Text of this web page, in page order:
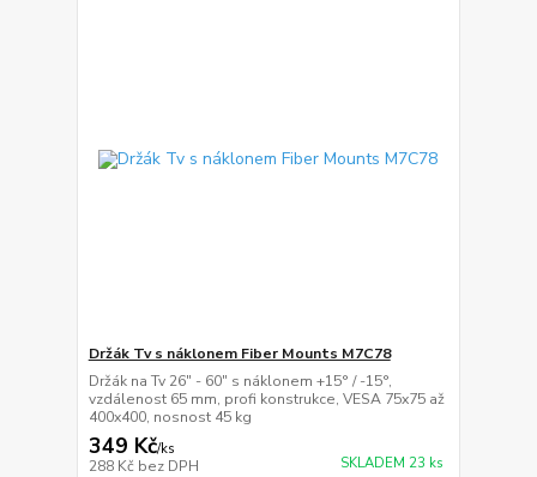
Držák Tv s náklonem Fiber Mounts M7C78
Držák na Tv 26" - 60" s náklonem +15° / -15°,
vzdálenost 65 mm, profi konstrukce, VESA 75x75 až
400x400, nosnost 45 kg
349 Kč/ks
288 Kč bez DPH SKLADEM 23 ks